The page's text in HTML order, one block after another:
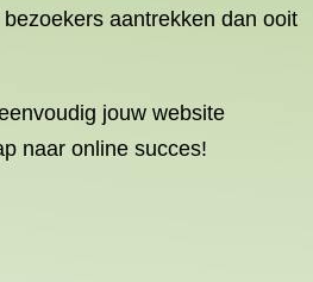
aantrekken dan ooit
jouw website
naar online succes!